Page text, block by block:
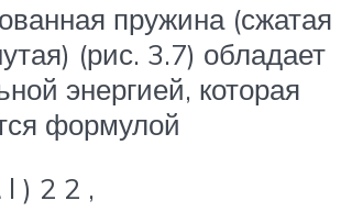
пружина (сжатая
(рис. 3.7) обладает
энергией, которая
формулой
) 2 2 ,